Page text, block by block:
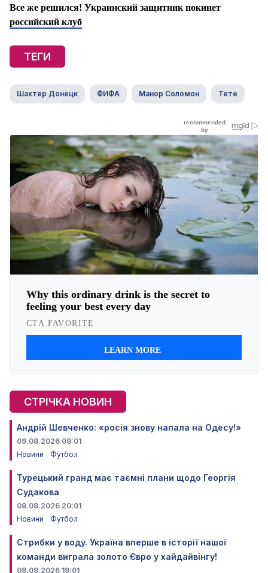
Все же решился! Украинский защитник покинет
российский клуб
ТЕГИ
Шахтер Донецк ФИФА Манор Соломон Тете
СТРІЧКА НОВИН
Андрій Шевченко: «росія знову напала на Одесу!»
09.08.2026 08:01
Новини
Футбол
Турецький гранд має таємні плани щодо Георгія
Судакова
08.08.2026 20:01
Новини
Футбол
Стрибки у воду. Україна вперше в історії нашої
команди виграла золото Євро у хайдайвінгу!
08.08.2026 19:01